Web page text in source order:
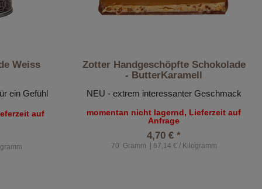
Weiss
ein Gefühl
auf
Zotter Handgeschöpfte Schokolade
- ButterKaramell
NEU - extrem interessanter Geschmack
momentan nicht lagernd, Lieferzeit auf
Anfrage
4,70 € *
70 Gramm | 67,14 € / Kilogramm